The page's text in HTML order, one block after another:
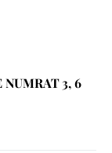
NUMRAT 3, 6